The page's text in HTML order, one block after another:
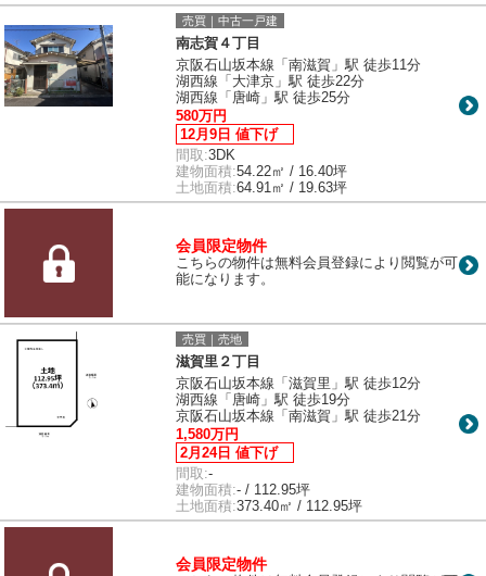
売買｜中古一戸建
南志賀４丁目
京阪石山坂本線「南滋賀」駅 徒歩11分
湖西線「大津京」駅 徒歩22分
湖西線「唐崎」駅 徒歩25分
580万円
12月9日 値下げ
間取:3DK
建物面積:54.22㎡ / 16.40坪
土地面積:64.91㎡ / 19.63坪
会員限定物件
こちらの物件は無料会員登録により閲覧が可
能になります。
売買｜売地
滋賀里２丁目
京阪石山坂本線「滋賀里」駅 徒歩12分
湖西線「唐崎」駅 徒歩19分
京阪石山坂本線「南滋賀」駅 徒歩21分
1,580万円
2月24日 値下げ
間取:-
建物面積:- / 112.95坪
土地面積:373.40㎡ / 112.95坪
会員限定物件